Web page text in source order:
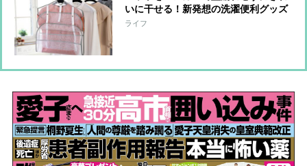
いに干せる！新発想の洗濯便利グッズ
が登場
ライフ